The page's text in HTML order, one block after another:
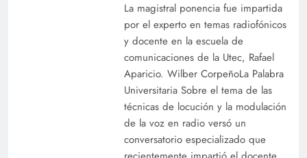
La magistral ponencia fue impartida
por el experto en temas radiofónicos
y docente en la escuela de
comunicaciones de la Utec, Rafael
Aparicio. Wilber CorpeñoLa Palabra
Universitaria Sobre el tema de las
técnicas de locución y la modulación
de la voz en radio versó un
conversatorio especializado que